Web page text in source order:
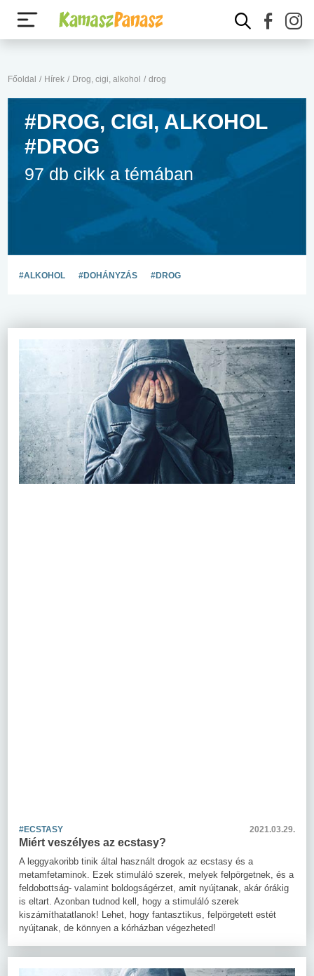
Főoldal / Hírek / Drog, cigi, alkohol / drog
#DROG, CIGI, ALKOHOL
#DROG
97 db cikk a témában
#ALKOHOL #DOHÁNYZÁS #DROG
#ECSTASY 2021.03.29.
Miért veszélyes az ecstasy?
A leggyakoribb tinik által használt drogok az ecstasy és a
metamfetaminok. Ezek stimuláló szerek, melyek felpörgetnek, és a
feldobottság- valamint boldogságérzet, amit nyújtanak, akár órákig
is eltart. Azonban tudnod kell, hogy a stimuláló szerek
kiszámíthatatlanok! Lehet, hogy fantasztikus, felpörgetett estét
nyújtanak, de könnyen a kórházban végezheted!